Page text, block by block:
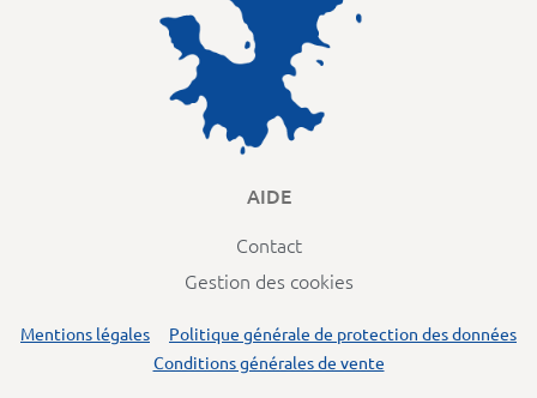
AIDE
Contact
Gestion des cookies
Mentions légales
Politique générale de protection des données
Conditions générales de vente